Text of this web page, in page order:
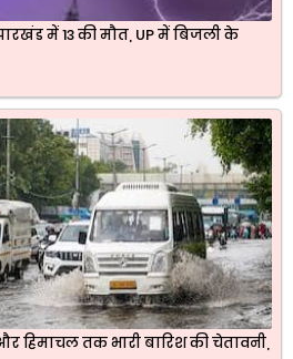
में 13 की मौत, UP में बिजली के
हिमाचल तक भारी बारिश की चेतावनी,